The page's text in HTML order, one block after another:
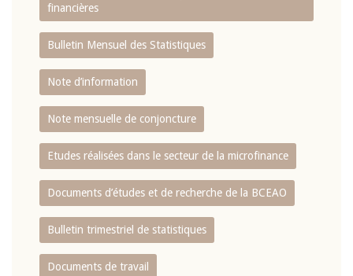
financières
Bulletin Mensuel des Statistiques
Note d’information
Note mensuelle de conjoncture
Etudes réalisées dans le secteur de la microfinance
Documents d’études et de recherche de la BCEAO
Bulletin trimestriel de statistiques
Documents de travail